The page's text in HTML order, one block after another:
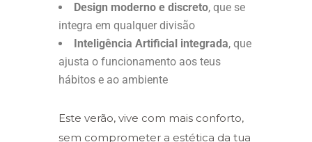
Design moderno e discreto, que se
integra em qualquer divisão
Inteligência Artificial integrada, que
ajusta o funcionamento aos teus
hábitos e ao ambiente
Este verão, vive com mais conforto,
sem comprometer a estética da tua